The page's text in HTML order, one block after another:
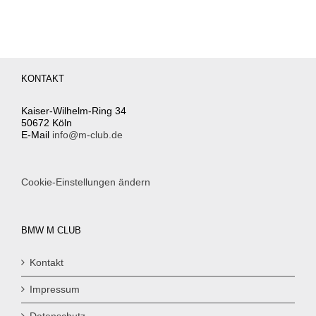
KONTAKT
Kaiser-Wilhelm-Ring 34
50672 Köln
E-Mail info@m-club.de
Cookie-Einstellungen ändern
BMW M CLUB
Kontakt
Impressum